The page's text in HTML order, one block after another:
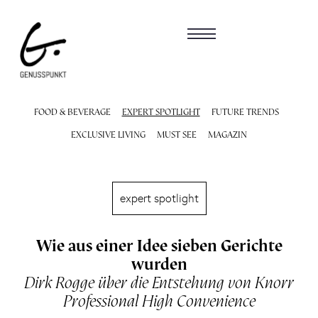
FOOD & BEVERAGE EXPERT SPOTLIGHT
FUTURE TRENDS
EXCLUSIVE LIVING
MUST SEE MAGAZIN
expert spotlight
Wie aus einer Idee sieben Gerichte
wurden
Dirk Rogge über die Entstehung von Knorr
Professional High Convenience